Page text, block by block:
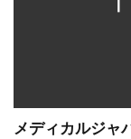
メディカルジャ